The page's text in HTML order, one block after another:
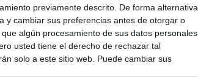
previamente descrito. De forma alternativa,
y cambiar sus preferencias antes de otorgar o
algún procesamiento de sus datos personales
usted tiene el derecho de rechazar tal
solo a este sitio web. Puede cambiar sus